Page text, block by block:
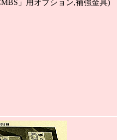
」用オプション,補強金具)